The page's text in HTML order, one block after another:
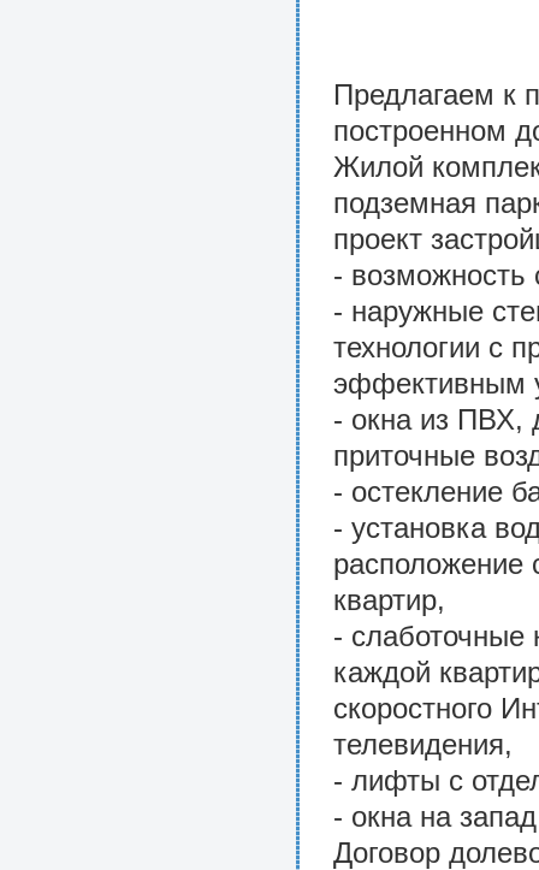
Предлагаем к
построенном
Жилой
подземная
проект
- возможность
- наружные
технологии с
эффективным
- окна из ПВХ,
приточные
- остекление
- установка
расположение
квартир,
- слаботочные
каждой
скоростного
телевидения,
- лифты с
- окна на
Договор